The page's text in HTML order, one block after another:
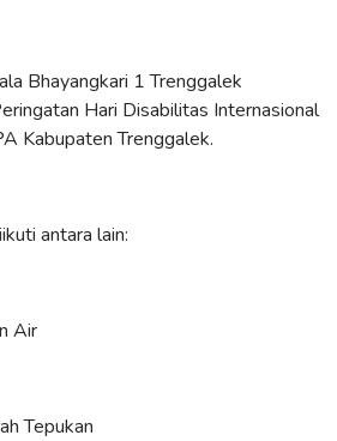
Bhayangkari 1 Trenggalek
Hari Disabilitas Internasional
Kabupaten Trenggalek.
antara lain:
Air
Tepukan